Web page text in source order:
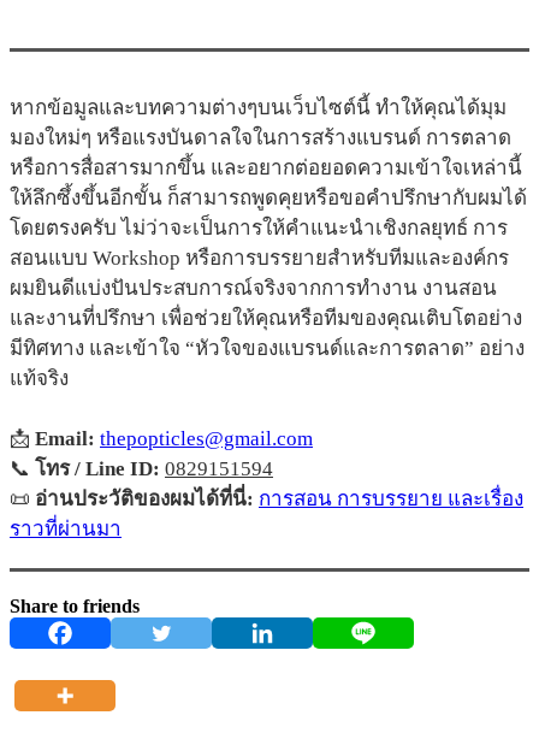
หากข้อมูลและบทความต่างๆบนเว็บไซต์นี้ ทำให้คุณได้มุม
มองใหม่ๆ หรือแรงบันดาลใจในการสร้างแบรนด์ การตลาด
หรือการสื่อสารมากขึ้น และอยากต่อยอดความเข้าใจเหล่านี้
ให้ลึกซึ้งขึ้นอีกขั้น ก็สามารถพูดคุยหรือขอคำปรึกษากับผมได้
โดยตรงครับ ไม่ว่าจะเป็นการให้คำแนะนำเชิงกลยุทธ์ การ
สอนแบบ Workshop หรือการบรรยายสำหรับทีมและองค์กร
ผมยินดีแบ่งปันประสบการณ์จริงจากการทำงาน งานสอน
และงานที่ปรึกษา เพื่อช่วยให้คุณหรือทีมของคุณเติบโตอย่าง
มีทิศทาง และเข้าใจ “หัวใจของแบรนด์และการตลาด” อย่าง
แท้จริง
📩 Email: thepopticles@gmail.com
📞 โทร / Line ID: 0829151594
📜 อ่านประวัติของผมได้ที่นี่: การสอน การบรรยาย และเรื่อง
ราวที่ผ่านมา
Share to friends